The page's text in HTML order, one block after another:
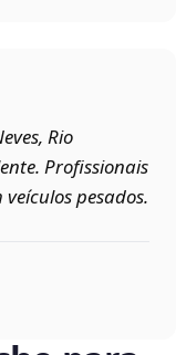
Rio
Profissionais
pesados.